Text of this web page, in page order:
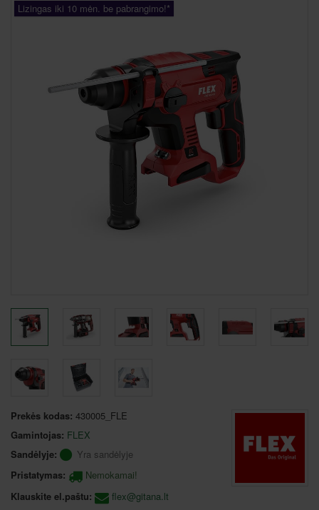
Lizingas iki 10 mėn. be pabrangimo!*
Prekės kodas: 430005_FLE
Gamintojas: FLEX
Sandėlyje:
Yra sandėlyje
Pristatymas:
Nemokamai!
Klauskite el.paštu:
flex@gitana.lt